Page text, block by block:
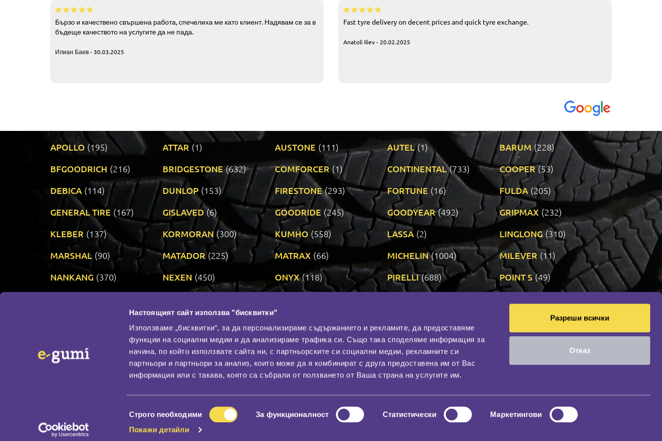
Настоящият сайт използва "бисквитки"
Използваме „бисквитки“, за да персонализираме съдържанието и рекламите, да предоставяме
функции на социални медии и да анализираме трафика си. Също така споделяме информация за
начина, по който използвате сайта ни, с партньорските си социални медии, рекламните си
партньори и партньори за анализ, които може да я комбинират с друга предоставена им от Вас
информация или с такава, която са събрали от ползването от Ваша страна на услугите им.
на
съгласие
Строго nеобходими За функционалност Статистически
Маркетингови
Покажи детайли
Разреши всички
Отказ
Бързо и качествено свършена работа, спечелиха ме като клиент. Надявам се за в
бъдеще качеството на услугите да не пада.
Илиан Баев - 30.03.2025
Fast tyre delivery on decent prices and quick tyre exchange.
Anatoli Iliev - 20.02.2025
APOLLO (195) ATTAR (1) AUSTONE (111) AUTEL (1) BARUM (228)
BFGOODRICH (216) BRIDGESTONE (632) COMFORCER (1) CONTINENTAL (733) COOPER (53)
DEBICA (114) DUNLOP (153) FIRESTONE (293) FORTUNE (16) FULDA (205)
GENERAL TIRE (167) GISLAVED (6) GOODRIDE (245) GOODYEAR (492) GRIPMAX (232)
KLEBER (137) KORMORAN (300) KUMHO (558) LASSA (2) LINGLONG (310)
MARSHAL (90) MATADOR (225) MATRAX (66) MICHELIN (1004) MILEVER (11)
NANKANG (370) NEXEN (450) ONYX (118) PIRELLI (688) POINT S (49)
VREDESTEIN (470)
По бранд
Промотирани гуми
Доставка и плащане
Политика за поверителност
Контакти
За нас
Гаранция
Социална мрежа
НАШИЯТ БЛОГ